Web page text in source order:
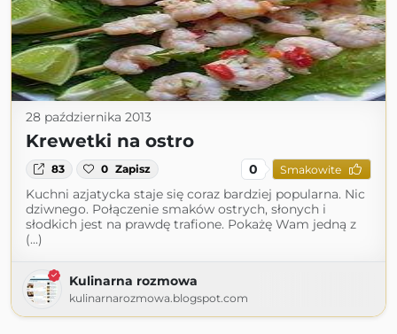
28 października 2013
Krewetki na ostro
83 0 Zapisz 0 Smakowite
Kuchni azjatycka staje się coraz bardziej popularna. Nic
dziwnego. Połączenie smaków ostrych, słonych i
słodkich jest na prawdę trafione. Pokażę Wam jedną z
(...)
Kulinarna rozmowa
kulinarnarozmowa.blogspot.com